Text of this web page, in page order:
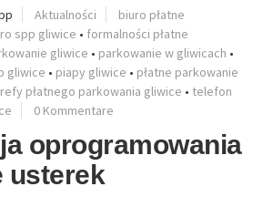
Aktualności
biuro płatne
spp gliwice • formalności płatne
gliwice • parkowanie w gliwicach •
gliwice • piapy gliwice • płatne parkowanie
płatnego parkowania gliwice • telefon
0 Kommentare
oprogramowania
usterek